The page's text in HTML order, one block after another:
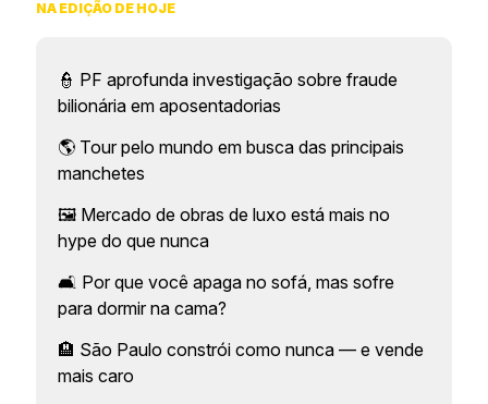
NA EDIÇÃO DE HOJE
👮 PF aprofunda investigação sobre fraude
bilionária em aposentadorias
🌎 Tour pelo mundo em busca das principais
manchetes
🖼️ Mercado de obras de luxo está mais no
hype do que nunca
🛋️ Por que você apaga no sofá, mas sofre
para dormir na cama?
🏨 São Paulo constrói como nunca — e vende
mais caro